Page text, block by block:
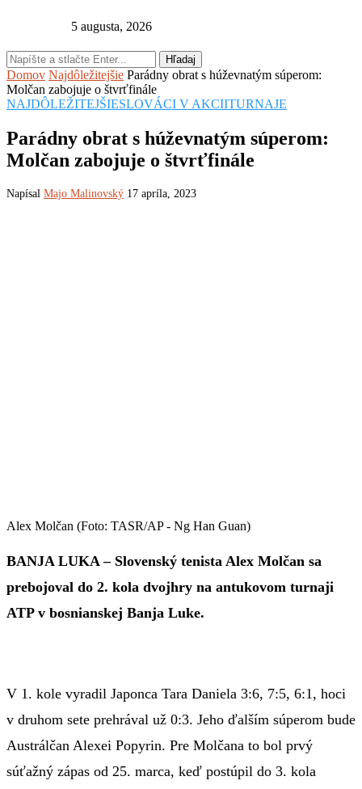
5 augusta, 2026
Hľadaj
Domov Najdôležitejšie Parádny obrat s húževnatým súperom:
Molčan zabojuje o štvrťfinále
NAJDÔLEŽITEJŠIESLOVÁCI V AKCIITURNAJE
Parádny obrat s húževnatým súperom:
Molčan zabojuje o štvrťfinále
Napísal Majo Malinovský 17 apríla, 2023
Alex Molčan (Foto: TASR/AP - Ng Han Guan)
BANJA LUKA – Slovenský tenista Alex Molčan sa
prebojoval do 2. kola dvojhry na antukovom turnaji
ATP v bosnianskej Banja Luke.
V 1. kole vyradil Japonca Tara Daniela 3:6, 7:5, 6:1, hoci
v druhom sete prehrával už 0:3. Jeho ďalším súperom bude
Austrálčan Alexei Popyrin. Pre Molčana to bol prvý
súťažný zápas od 25. marca, keď postúpil do 3. kola